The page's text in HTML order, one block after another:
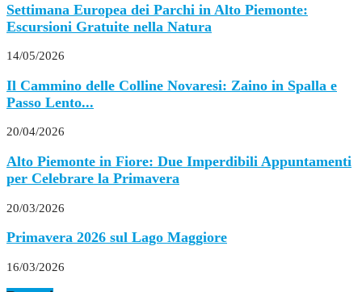
Settimana Europea dei Parchi in Alto Piemonte:
Escursioni Gratuite nella Natura
14/05/2026
Il Cammino delle Colline Novaresi: Zaino in Spalla e
Passo Lento...
20/04/2026
Alto Piemonte in Fiore: Due Imperdibili Appuntamenti
per Celebrare la Primavera
20/03/2026
Primavera 2026 sul Lago Maggiore
16/03/2026